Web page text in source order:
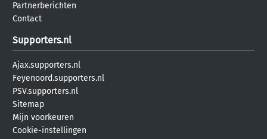
Partnerberichten
Contact
Supporters.nl
Ajax.supporters.nl
Feyenoord.supporters.nl
PSV.supporters.nl
Sitemap
Mijn voorkeuren
Cookie-instellingen